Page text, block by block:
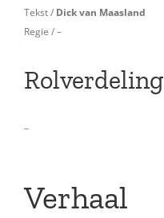
Tekst / Dick van Maasland
Regie / –
Rolverdeling
–
Verhaal